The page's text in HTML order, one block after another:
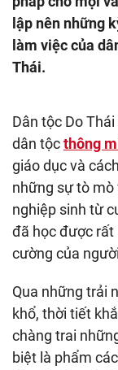
lập nên những
làm việc của
Thái.
Dân tộc Do
dân tộcthông
giáo dục và
những sự tò mò
nghiệp sinh từ
đã học được rất
cường của
Qua những trải
khổ, thời tiết
chàng trai
biệt là phẩm